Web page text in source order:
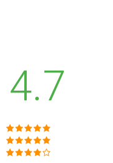
4.7